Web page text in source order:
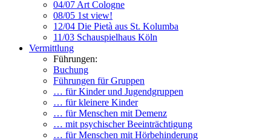
04/07 Art Cologne
08/05 1st view!
12/04 Die Pietà aus St. Kolumba
11/03 Schauspielhaus Köln
Vermittlung
Führungen:
Buchung
Führungen für Gruppen
… für Kinder und Jugendgruppen
… für kleinere Kinder
… für Menschen mit Demenz
… mit psychischer Beeinträchtigung
… für Menschen mit Hörbehinderung